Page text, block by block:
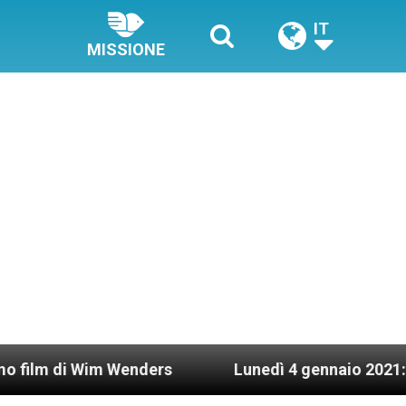
MISSIONE
IT
Wenders Lunedì 4 gennaio 2021: Possesso